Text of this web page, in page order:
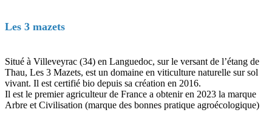
Les 3 mazets
Situé à Villeveyrac (34) en Languedoc, sur le versant de l’étang de
Thau, Les 3 Mazets, est un domaine en viticulture naturelle sur sol
vivant. Il est certifié bio depuis sa création en 2016.
Il est le premier agriculteur de France a obtenir en 2023 la marque
Arbre et Civilisation (marque des bonnes pratique agroécologique)